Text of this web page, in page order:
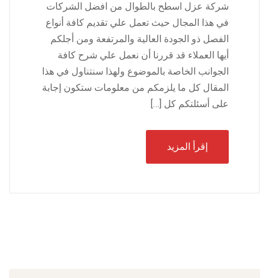
شركة عزل اسطح بالطوال من افضل الشركات
في هذا المجال حيث تعمل علي تقديم كافة أنواع
الفصل ذو الجودة العالية والمرتفعة ومن أجلكم
أيها العملاء قد قررنا أن نعمل علي شرح كافة
الجوانب الخاصة بالموضوع ولهذا سنتناول في هذا
المقال كل ما يلزمكم من معلومات ستكون إجابة
على أسئلتكم كل […]
إقرأ المزيد